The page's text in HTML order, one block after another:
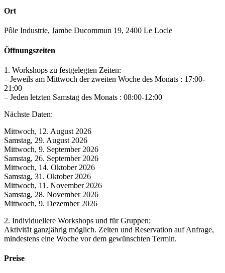
Ort
Pôle Industrie, Jambe Ducommun 19, 2400 Le Locle
Öffnungszeiten
1. Workshops zu festgelegten Zeiten:
– Jeweils am Mittwoch der zweiten Woche des Monats : 17:00-
21:00
– Jeden letzten Samstag des Monats : 08:00-12:00
Nächste Daten:
Mittwoch, 12. August 2026
Samstag, 29. August 2026
Mittwoch, 9. September 2026
Samstag, 26. September 2026
Mittwoch, 14. Oktober 2026
Samstag, 31. Oktober 2026
Mittwoch, 11. November 2026
Samstag, 28. November 2026
Mittwoch, 9. Dezember 2026
2. Individuellere Workshops und für Gruppen:
Aktivität ganzjährig möglich. Zeiten und Reservation auf Anfrage,
mindestens eine Woche vor dem gewünschten Termin.
Preise